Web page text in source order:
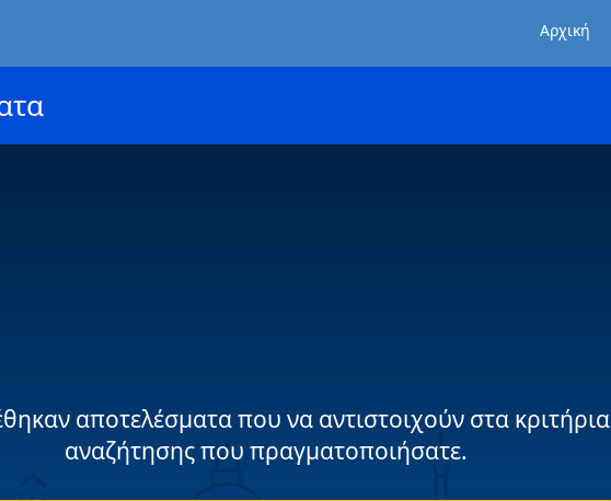
Αρχική
αποτελέσματα που να αντιστοιχούν στα κριτήρια
αναζήτησης που πραγματοποιήσατε.